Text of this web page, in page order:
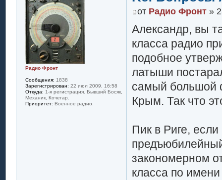
от Радио Фронт»
Александр, вы
класса радио
подобное
латыши
самый большой
Крым. Так что
Пик в Риге,
закономерном
класса по
Радио Фронт
Сообщения: 1838
Зарегистрирован: 22 июл 2009, 16:58
Откуда: 1-я регистрация. Бывший Босяк,
Механик, Кочегар.
Приоритет: Военное радио.